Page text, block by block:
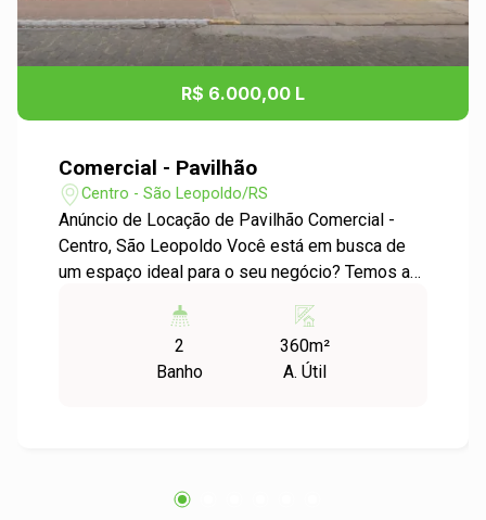
R$ 6.000,00 L
Comercial - Pavilhão
Centro - São Leopoldo/RS
Anúncio de Locação de Pavilhão Comercial -
Centro, São Leopoldo Você está em busca de
um espaço ideal para o seu negócio? Temos a
Situado no coração de São Leopoldo, no bairro
Centro, este pavilhão comercial oferece uma
localização estratégica, com fácil acesso a
showrooms, oficinas, entre outros. - Estrutura
2
Banho
360m²
A. Útil